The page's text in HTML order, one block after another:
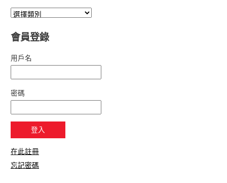
會員登錄
用戶名
密碼
在此註冊
忘記密碼